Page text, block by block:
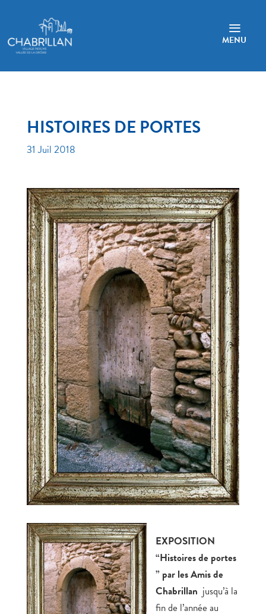
a
MENU
HISTOIRES DE PORTES
31 Juil 2018
EXPOSITION
“Histoires de portes
” par les Amis de
Chabrillan jusqu’à la
fin de l’année au